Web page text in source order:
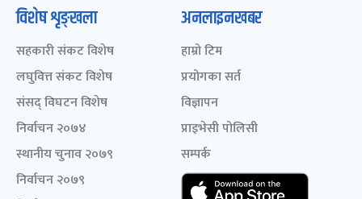
विशेष शृङ्खला
सहकारी संकट विशेष
लघुवित्त संकट विशेष
संसद् विघटन विशेष
निर्वाचन २०७४
स्थानीय चुनाव २०७९
निर्वाचन २०७९
अनलाइनखबर
हाम्रो टिम
प्रयोगका सर्त
विज्ञापन
प्राइभेसी पोलिसी
सम्पर्क